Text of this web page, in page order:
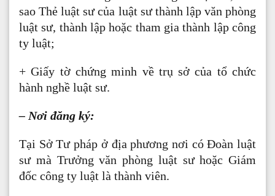
sao Thẻ luật sư của luật sư thành lập văn phòng
luật sư, thành lập hoặc tham gia thành lập công
ty luật;
+ Giấy tờ chứng minh về trụ sở của tổ chức
hành nghề luật sư.
– Nơi đăng ký:
Tại Sở Tư pháp ở địa phương nơi có Đoàn luật
sư mà Trưởng văn phòng luật sư hoặc Giám
đốc công ty luật là thành viên.